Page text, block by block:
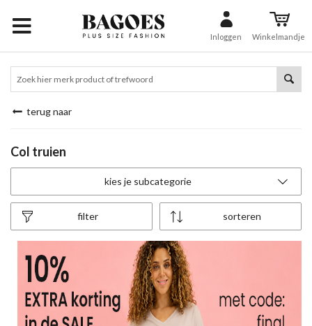
Inloggen Winkelmandje
terug naar
Col truien
kies je subcategorie
sorteren
filter